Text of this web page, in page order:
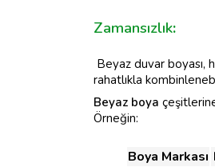
Zamansızlık:
Beyaz duvar
rahatlıkla
Beyaz boya
Örneğin:
Boya Markası